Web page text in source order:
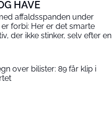
HAVE
affaldsspanden under
forbi: Her er det smarte
der ikke stinker, selv efter en
over bilister: 89 får klip i